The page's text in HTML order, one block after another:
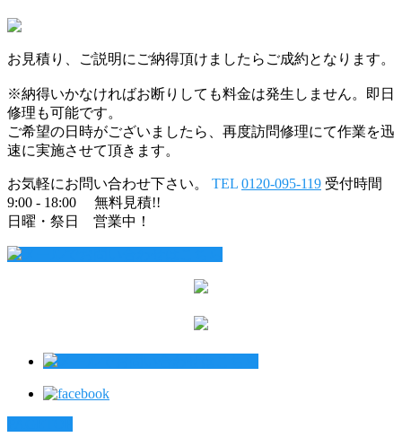
お見積り、ご説明にご納得頂けましたらご成約となります。
※納得いかなければお断りしても料金は発生しません。即日
修理も可能です。
ご希望の日時がございましたら、再度訪問修理にて作業を迅
速に実施させて頂きます。
お気軽にお問い合わせ下さい。 TEL 0120-095-119 受付時間
9:00 - 18:00 無料見積!!
日曜・祭日 営業中！